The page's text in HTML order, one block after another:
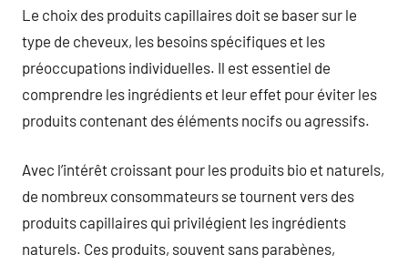
Le choix des produits capillaires doit se baser sur le
type de cheveux, les besoins spécifiques et les
préoccupations individuelles. Il est essentiel de
comprendre les ingrédients et leur effet pour éviter les
produits contenant des éléments nocifs ou agressifs.
Avec l’intérêt croissant pour les produits bio et naturels,
de nombreux consommateurs se tournent vers des
produits capillaires qui privilégient les ingrédients
naturels. Ces produits, souvent sans parabènes,